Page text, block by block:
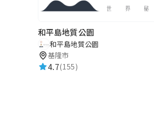
和平島地質公園
和平島地質公園
基隆市
4.7(155)